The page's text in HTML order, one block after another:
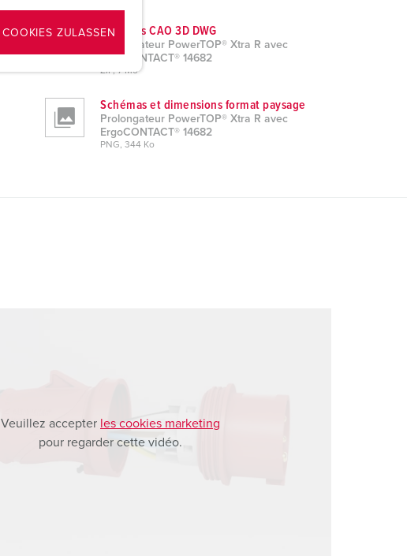
COOKIES ZULASSENDonnées CAO 3D DWG
Prolongateur PowerTOP® Xtra R avec
ErgoCONTACT® 14682
ZIP, 7 Mo
Schémas et dimensions format paysage
Prolongateur PowerTOP® Xtra R avec
ErgoCONTACT® 14682
PNG, 344 Ko
Veuillez accepter les cookies marketing
pour regarder cette vidéo.